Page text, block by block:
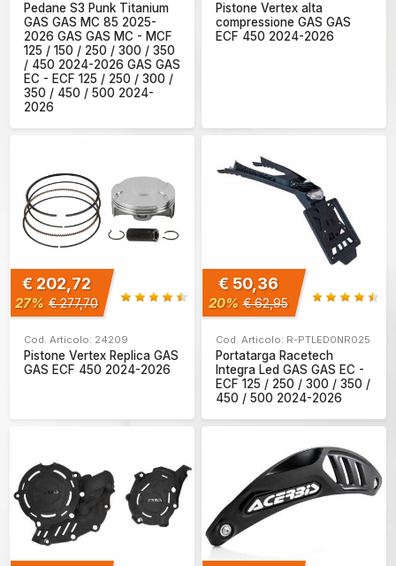
Pedane S3 Punk Titanium
GAS GAS MC 85 2025-
2026 GAS GAS MC - MCF
125 / 150 / 250 / 300 / 350
/ 450 2024-2026 GAS GAS
EC - ECF 125 / 250 / 300 /
350 / 450 / 500 2024-
2026
Pistone Vertex alta
compressione GAS GAS
ECF 450 2024-2026
€ 202,72
27% € 277,70
Cod. Articolo: 24209
Pistone Vertex Replica GAS
GAS ECF 450 2024-2026
€ 50,36
20% € 62,95
Cod. Articolo: R-PTLED0NR025
Portatarga Racetech
Integra Led GAS GAS EC -
ECF 125 / 250 / 300 / 350 /
450 / 500 2024-2026